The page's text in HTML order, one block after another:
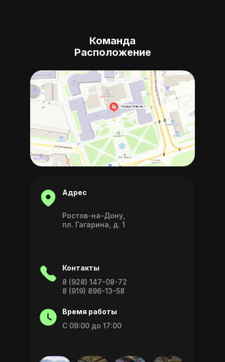
Команда
Адрес
Ростов-на-Дону,
пл. Гагарина, д. 1
Контакты
8 (928) 147-08-72
8 (919) 896-13-58
Время работы
С 09:00 до 17:00
Расположение